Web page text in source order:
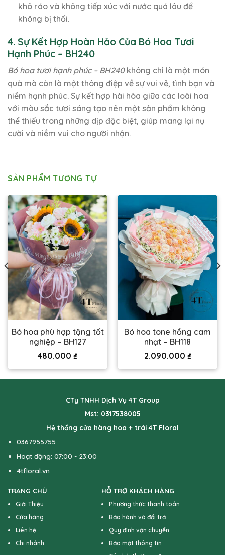
khô ráo và không tiếp xúc với nước quá lâu để
không bị thối.
4. Sự Kết Hợp Hoàn Hảo Của Bó Hoa Tươi
Hạnh Phúc – BH240
Bó hoa tươi hạnh phúc – BH240không chỉ là một món
quà mà còn là một thông điệp về sự vui vẻ, tình bạn và
niềm hạnh phúc. Sự kết hợp hài hòa giữa các loài hoa
với màu sắc tươi sáng tạo nên một sản phẩm không
thể thiếu trong những dịp đặc biệt, giúp mang lại nụ
cười và niềm vui cho người nhận.
SẢN PHẨM TƯƠNG TỰ
Bó hoa phù hợp tặng tốt
nghiệp – BH127
480.000 ₫
Bó hoa tone hồng cam
nhạt – BH118
2.090.000 ₫
CTy TNHH Dịch Vụ 4T Group
Mst: 0317538005
Hệ thống cửa hàng hoa + trái 4T Floral
0367955755
Hoạt động: 07:00 - 23:00
4tfloral.vn
TRANG CHỦ
Giới Thiệu
Cửa hàng
Liên hệ
Chi nhánh
HỖ TRỢ KHÁCH HÀNG
Phương thức thanh toán
Bảo hành và đổi trả
Quy định vận chuyển
Bảo mật thông tin